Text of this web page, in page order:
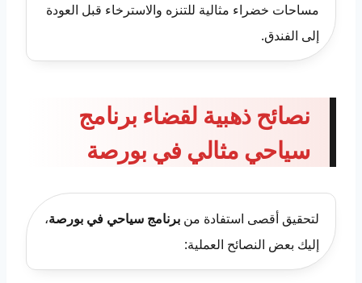
مساحات خضراء مثالية للتنزه والاسترخاء قبل العودة
إلى الفندق.
نصائح ذهبية لقضاء برنامج
سياحي مثالي في بورصة
لتحقيق أقصى استفادة من برنامج سياحي في بورصة،
إليك بعض النصائح العملية: